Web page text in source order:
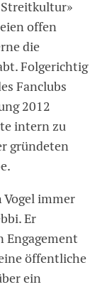
Streitkultur»
offen
die
Folgerichtig
Fanclubs
2012
intern zu
gründeten
Vogel immer
Er
Engagement
öffentliche
ein